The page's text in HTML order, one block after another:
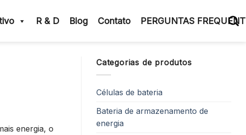
R & D Blog Contato PERGUNTAS
energia, o
Categorias de produtos
Células de bateria
Bateria de armazenamento de
energia